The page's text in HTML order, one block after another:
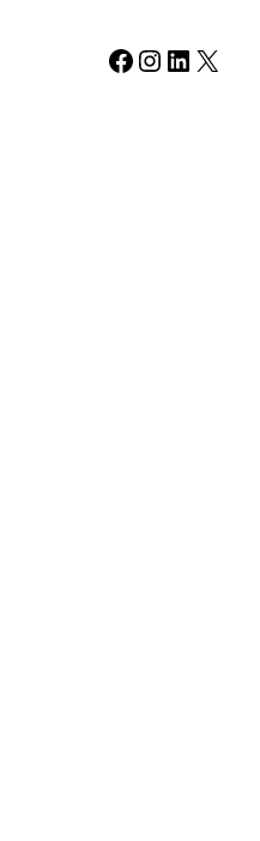
Facebook Instagram LinkedIn X